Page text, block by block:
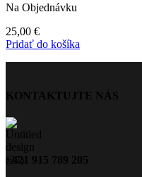
Na Objednávku
25,00 €
Pridať do košíka
KONTAKTUJTE NÁS
+421 915 789 205